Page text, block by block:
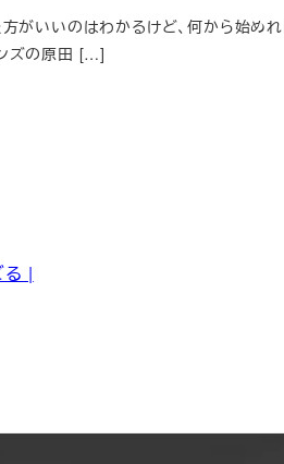
がいいのはわかるけど、何から始め
ズの原田 […]
|